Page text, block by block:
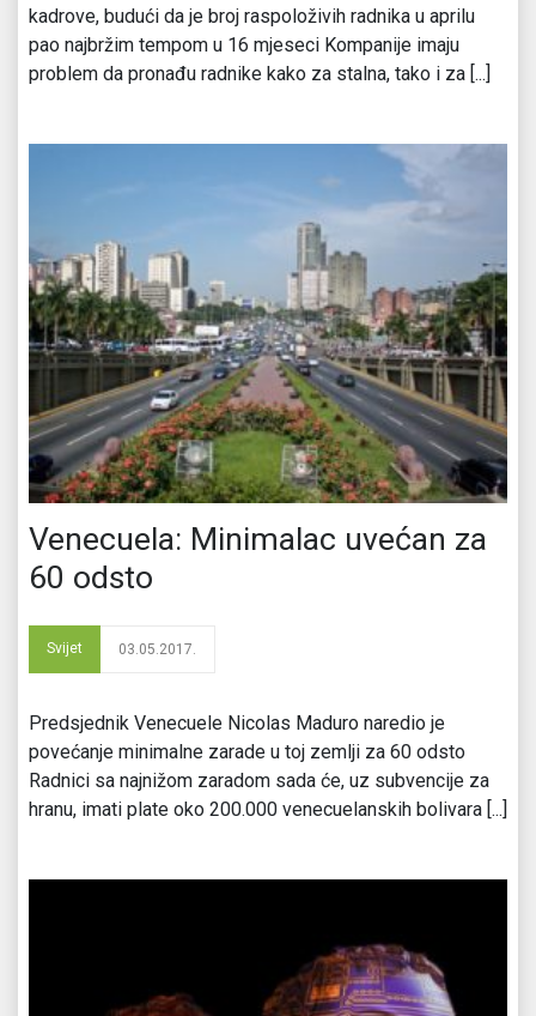
kadrove, budući da je broj raspoloživih radnika u aprilu
pao najbržim tempom u 16 mjeseci Kompanije imaju
problem da pronađu radnike kako za stalna, tako i za [...]
Venecuela: Minimalac uvećan za
60 odsto
Svijet 03.05.2017.
Predsjednik Venecuele Nicolas Maduro naredio je
povećanje minimalne zarade u toj zemlji za 60 odsto
Radnici sa najnižom zaradom sada će, uz subvencije za
hranu, imati plate oko 200.000 venecuelanskih bolivara [...]